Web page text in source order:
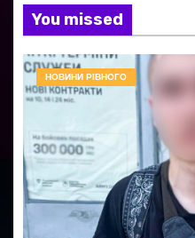
You missed
НОВИНИ РІВНОГО